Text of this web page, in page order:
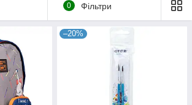
0 Фільтри
–20%